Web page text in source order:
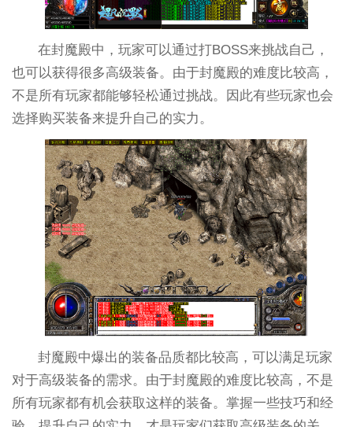
在封魔殿中，玩家可以通过打BOSS来挑战自己，
也可以获得很多高级装备。由于封魔殿的难度比较高，
不是所有玩家都能够轻松通过挑战。因此有些玩家也会
选择购买装备来提升自己的实力。
封魔殿中爆出的装备品质都比较高，可以满足玩家
对于高级装备的需求。由于封魔殿的难度比较高，不是
所有玩家都有机会获取这样的装备。掌握一些技巧和经